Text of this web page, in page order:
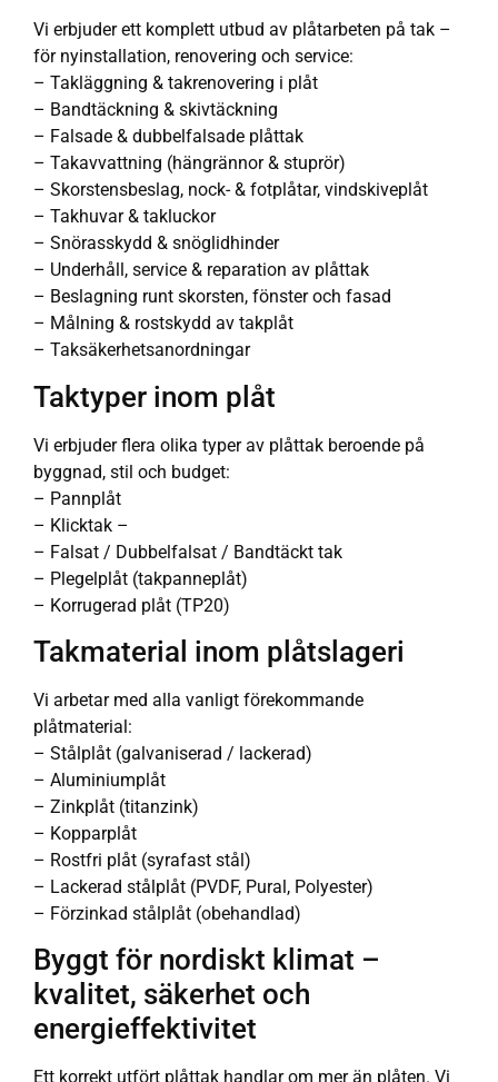
Vi erbjuder ett komplett utbud av plåtarbeten på tak –
för nyinstallation, renovering och service:
– Takläggning & takrenovering i plåt
– Bandtäckning & skivtäckning
– Falsade & dubbelfalsade plåttak
– Takavvattning (hängrännor & stuprör)
– Skorstensbeslag, nock- & fotplåtar, vindskiveplåt
– Takhuvar & takluckor
– Snörasskydd & snöglidhinder
– Underhåll, service & reparation av plåttak
– Beslagning runt skorsten, fönster och fasad
– Målning & rostskydd av takplåt
– Taksäkerhetsanordningar
Taktyper inom plåt
Vi erbjuder flera olika typer av plåttak beroende på
byggnad, stil och budget:
– Pannplåt
– Klicktak –
– Falsat / Dubbelfalsat / Bandtäckt tak
– Plegelplåt (takpanneplåt)
– Korrugerad plåt (TP20)
Takmaterial inom plåtslageri
Vi arbetar med alla vanligt förekommande
plåtmaterial:
– Stålplåt (galvaniserad / lackerad)
– Aluminiumplåt
– Zinkplåt (titanzink)
– Kopparplåt
– Rostfri plåt (syrafast stål)
– Lackerad stålplåt (PVDF, Pural, Polyester)
– Förzinkad stålplåt (obehandlad)
Byggt för nordiskt klimat –
kvalitet, säkerhet och
energieffektivitet
Ett korrekt utfört plåttak handlar om mer än plåten. Vi